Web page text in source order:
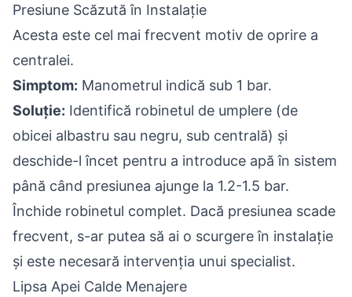
Presiune Scăzută în Instalație
Acesta este cel mai frecvent motiv de oprire a
centralei.
Simptom: Manometrul indică sub 1 bar.
Soluție: Identifică robinetul de umplere (de
obicei albastru sau negru, sub centrală) și
deschide-l încet pentru a introduce apă în sistem
până când presiunea ajunge la 1.2-1.5 bar.
Închide robinetul complet. Dacă presiunea scade
frecvent, s-ar putea să ai o scurgere în instalație
și este necesară intervenția unui specialist.
Lipsa Apei Calde Menajere